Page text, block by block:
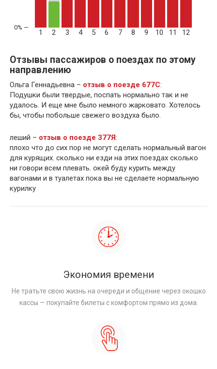
1 2 3 4 5 6 7 8 9 10 11 12
Отзывы пассажиров о поездах по этому
направлению
Ольга Геннадьевна – отзыв о поезде 677С:
Подушки были твердые, поспать нормально так и не
удалось. И еще мне было немного жарковато. Хотелось
бы, чтобы побольше свежего воздуха было.
леший – отзыв о поезде 377Я:
плохо что до сих пор не могут сделать нормальный вагон
для курящих. сколько ни езди на этих поездах сколько
ни говори всем плевать. окей буду курить между
вагонами и в туалетах пока вы не сделаете нормальную
курилку
Экономия времени
Не тратьте свою жизнь на очереди и общение через окошко
кассы — покупайте билеты с комфортом прямо из дома.